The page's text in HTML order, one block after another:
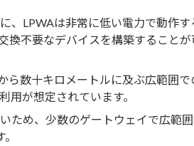
、LPWAは非常に低い電力で動作
換不要なデバイスを構築すること
数十キロメートルに及ぶ広範囲で
用が想定されています。
ため、少数のゲートウェイで広範